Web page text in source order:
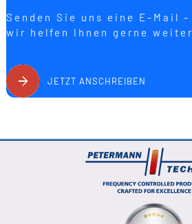
Senden Sie uns eine E-Mail -
wir helfen Ihnen gerne weiter
JETZT ANSCHREIBEN